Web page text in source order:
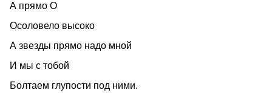
А прямо О
Осоловело высоко
А звезды прямо надо мной
И мы с тобой
Болтаем глупости под ними.